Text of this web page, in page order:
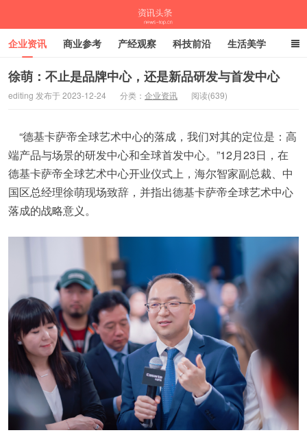
企业资讯 商业参考 产经观察 科技前沿 生活美学
时尚潮流 母婴亲子 专栏
徐萌：不止是品牌中心，还是新品研发与首发中心
editing 发布于 2023-12-24 分类： 企业资讯 阅读(639)
“德基卡萨帝全球艺术中心的落成，我们对其的定位是：高
端产品与场景的研发中心和全球首发中心。”12月23日，在
德基卡萨帝全球艺术中心开业仪式上，海尔智家副总裁、中
国区总经理徐萌现场致辞，并指出德基卡萨帝全球艺术中心
落成的战略意义。